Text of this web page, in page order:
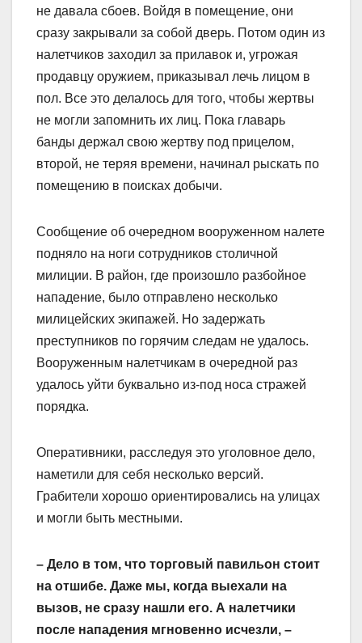
не давала сбоев. Войдя в помещение, они
сразу закрывали за собой дверь. Потом один из
налетчиков заходил за прилавок и, угрожая
продавцу оружием, приказывал лечь лицом в
пол. Все это делалось для того, чтобы жертвы
не могли запомнить их лиц. Пока главарь
банды держал свою жертву под прицелом,
второй, не теряя времени, начинал рыскать по
помещению в поисках добычи.
Сообщение об очередном вооруженном налете
подняло на ноги сотрудников столичной
милиции. В район, где произошло разбойное
нападение, было отправлено несколько
милицейских экипажей. Но задержать
преступников по горячим следам не удалось.
Вооруженным налетчикам в очередной раз
удалось уйти буквально из-под носа стражей
порядка.
Оперативники, расследуя это уголовное дело,
наметили для себя несколько версий.
Грабители хорошо ориентировались на улицах
и могли быть местными.
– Дело в том, что торговый павильон стоит
на отшибе. Даже мы, когда выехали на
вызов, не сразу нашли его. А налетчики
после нападения мгновенно исчезли, –